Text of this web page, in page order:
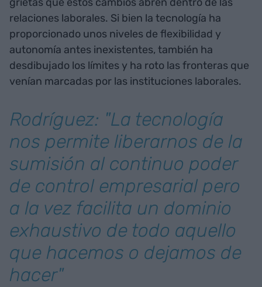
relaciones laborales. Si bien la tecnología ha
proporcionado unos niveles de flexibilidad y
autonomía antes inexistentes, también ha
desdibujado los límites y ha roto las fronteras que
venían marcadas por las instituciones laborales.
Rodríguez: "La tecnología
nos permite liberarnos de la
sumisión al continuo poder
de control empresarial pero
a la vez facilita un dominio
exhaustivo de todo aquello
que hacemos o dejamos de
hacer"